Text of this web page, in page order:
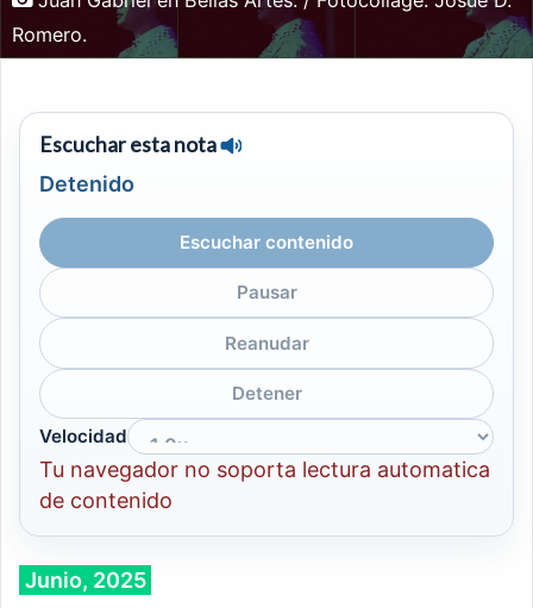
Romero.
Escuchar esta nota
Detenido
Escuchar contenido
Pausar
Reanudar
Detener
Velocidad
Tu navegador no soporta lectura automatica
de contenido
Junio, 2025